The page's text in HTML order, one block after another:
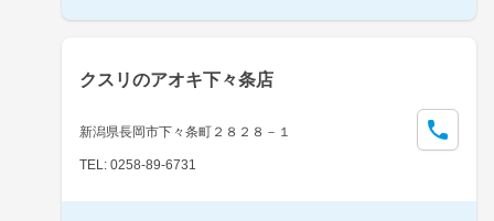
クスリのアオキ下々条店
新潟県長岡市下々条町２８２８－１
TEL: 0258-89-6731